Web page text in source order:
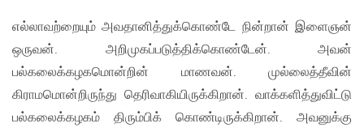
எல்லாவற்றையும் அவதானித்துக்கொண்டே நின்றான் இளைஞன்
ஒருவன். அறிமுகப்படுத்திக்கொண்டேன். அவன்
பல்கலைக்கழகமொன்றின் மாணவன். முல்லைத்தீவின்
கிராமமொன்றிருந்து தெரிவாகியிருக்கிறான். வாக்களித்துவிட்டு
பல்கலைக்கழகம் திரும்பிக் கொண்டிருக்கிறான். அவனுக்கு